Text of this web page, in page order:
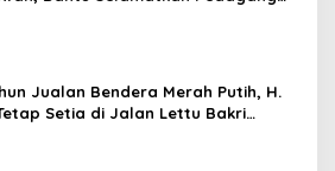
Jualan Bendera Merah Putih, H.
Setia di Jalan Lettu Bakri